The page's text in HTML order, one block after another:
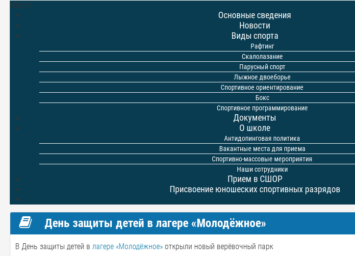
МЕНЮ
Основные сведения
Новости
Виды спорта
Рафтинг
Скалолазание
Парусный спорт
Лыжное двоеборье
Спортивное ориентирование
Бокс
Спортивное программирование
Документы
О школе
Антидопинговая политика
Вакантные места для приема
Спортивно-массовые мероприятия
Наши сотрудники
Прием в СШОР
Присвоение юношеских спортивных разрядов
День защиты детей в лагере «Молодёжное»
В День защиты детей в лагере «Молодёжное» открыли новый верёвочный парк